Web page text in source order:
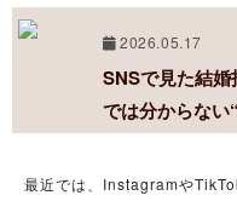
2026.05.17
SNSで見た結
では分からない
最近では、Instagramや